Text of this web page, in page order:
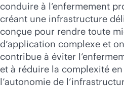
conduire à l’enfermement
créant une infrastructure
conçue pour rendre toute
d’application complexe et
contribue à éviter
et à réduire la complexité
l’autonomie de